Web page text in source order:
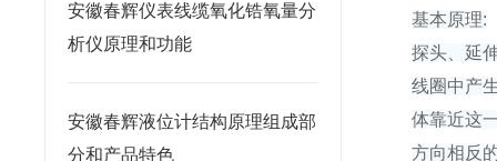
安徽春辉仪表线缆氧化锆氧量分
析仪原理和功能
安徽春辉液位计结构原理组成部
分和产品特色
基本原理:
探头、延
线圈中产
体靠近这
方向相反